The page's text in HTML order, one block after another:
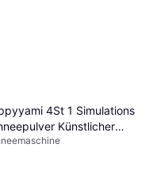
4St 1 Simulations
Künstlicher